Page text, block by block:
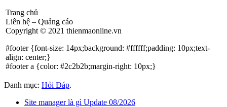
Trang chủ
Liên hệ – Quảng cáo
Copyright © 2021 thienmaonline.vn
#footer {font-size: 14px;background: #ffffff;padding: 10px;text-
align: center;}
#footer a {color: #2c2b2b;margin-right: 10px;}
Danh mục: Hỏi Đáp.
Site manager là gì Update 08/2026